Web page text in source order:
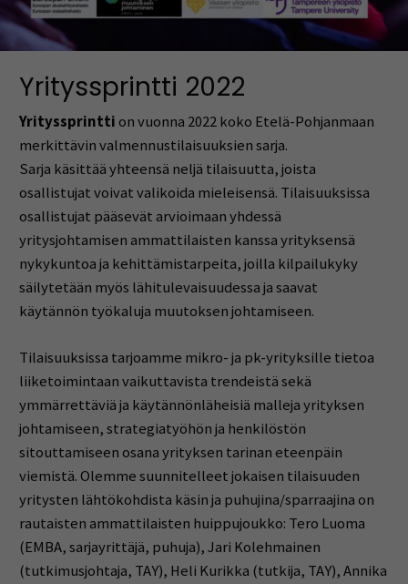
Yrityssprintti 2022
Yrityssprinttion vuonna 2022 koko Etelä-Pohjanmaan
merkittävin valmennustilaisuuksien sarja.
Sarja käsittää yhteensä neljä tilaisuutta, joista
osallistujat voivat valikoida mieleisensä. Tilaisuuksissa
osallistujat pääsevät arvioimaan yhdessä
yritysjohtamisen ammattilaisten kanssa yrityksensä
nykykuntoa ja kehittämistarpeita, joilla kilpailukyky
säilytetään myös lähitulevaisuudessa ja saavat
käytännön työkaluja muutoksen johtamiseen.
Tilaisuuksissa tarjoamme mikro- ja pk-yrityksille tietoa
liiketoimintaan vaikuttavista trendeistä sekä
ymmärrettäviä ja käytännönläheisiä malleja yrityksen
johtamiseen, strategiatyöhön ja henkilöstön
sitouttamiseen osana yrityksen tarinan eteenpäin
viemistä. Olemme suunnitelleet jokaisen tilaisuuden
yritysten lähtökohdista käsin ja puhujina/sparraajina on
rautaisten ammattilaisten huippujoukko: Tero Luoma
(EMBA, sarjayrittäjä, puhuja), Jari Kolehmainen
(tutkimusjohtaja, TAY), Heli Kurikka (tutkija, TAY), Annika